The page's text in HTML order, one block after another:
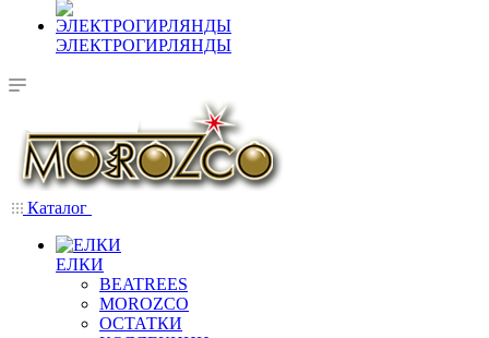
ЭЛЕКТРОГИРЛЯНДЫ
Каталог
ЕЛКИ
BEATREES
MOROZCO
ОСТАТКИ